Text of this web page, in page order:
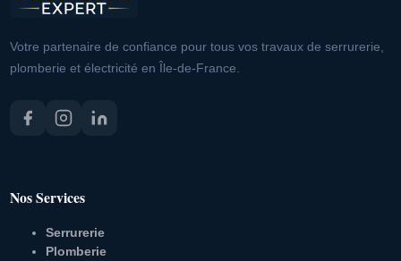
Votre partenaire de confiance pour tous vos travaux de serrurerie,
plomberie et électricité en Île-de-France.
Nos Services
Serrurerie
Plomberie